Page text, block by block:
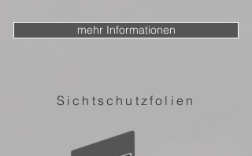
mehr Informationen
Sichtschutzfolien